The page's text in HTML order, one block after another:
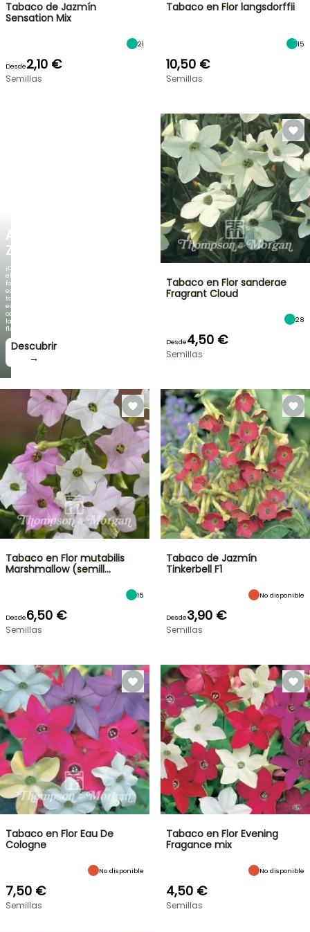
AGAPANTHUS
ZAMBEZI
¡Cuando
el
follaje
es
tan
espectacular
como
la
floración!
Descubrir
→
Tabaco de Jazmín
Sensation Mix
21
Desde2,10 €
Semillas
Tabaco en Flor langsdorffii
15
10,50 €
Semillas
Tabaco en Flor sanderae
Fragrant Cloud
28
Desde4,50 €
Semillas
Tabaco en Flor mutabilis
Marshmallow (semill…
15
Desde6,50 €
Semillas
Tabaco de Jazmín
Tinkerbell F1
No disponible
Desde3,90 €
Semillas
Tabaco en Flor Eau De
Cologne
No disponible
7,50 €
Semillas
Tabaco en Flor Evening
Fragance mix
No disponible
4,50 €
Semillas